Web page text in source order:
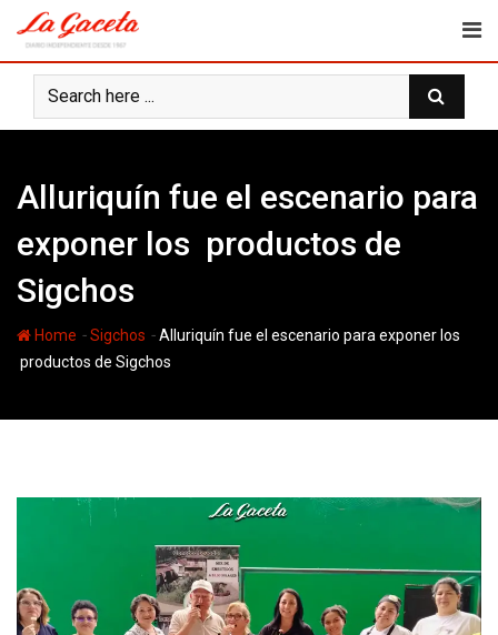
content
Alluriquín fue el escenario para
exponer los productos de
Sigchos
Home -Sigchos -Alluriquín fue el escenario para exponer los
productos de Sigchos